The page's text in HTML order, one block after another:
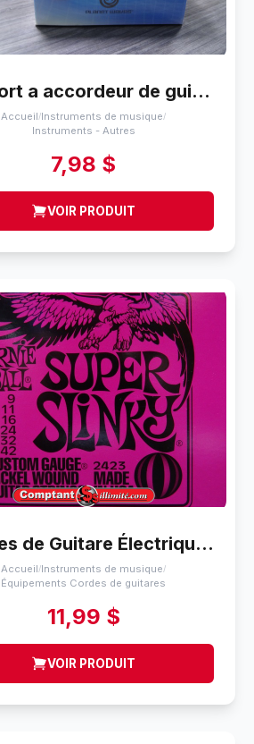
support a accordeur de guitare planet waves na
Accueil/Instruments de musique/
Instruments - Autres
7,98 $
VOIR PRODUIT
Cordes de Guitare Électrique (9-42) Ernie Ball Super Slinky (9-42)
Accueil/Instruments de musique/
Équipements Cordes de guitares
11,99 $
VOIR PRODUIT